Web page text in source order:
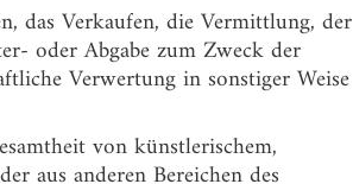
das Verkaufen, die Vermittlung, der
oder Abgabe zum Zweck der
Verwertung in sonstiger Weise
von künstlerischem,